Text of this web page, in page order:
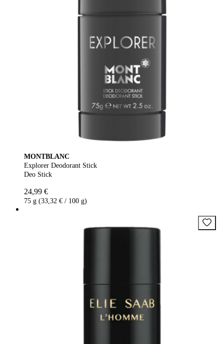
MONTBLANC
Explorer Deodorant Stick
Deo Stick
24,99 €
75 g (33,32 € / 100 g)